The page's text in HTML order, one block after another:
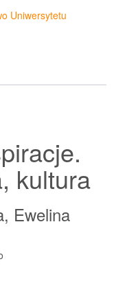
Uniwersytetu
kultura
Ewelina